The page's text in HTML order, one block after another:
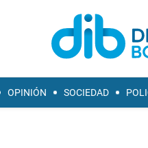
OPINIÓN SOCIEDAD